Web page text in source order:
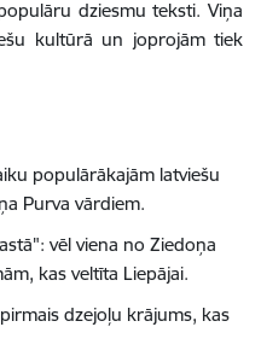
dziesmu teksti. Viņa
kultūrā un joprojām tiek
populārākajām latviešu
Purva vārdiem.
vēl viena no Ziedoņa
kas veltīta Liepājai.
dzejoļu krājums, kas